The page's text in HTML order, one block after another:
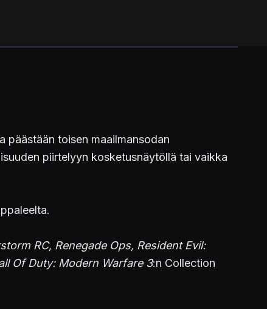
päästään toisen maailmansodan
piirtelyyn kosketusnäytöllä tai vaikka
RC, Renegade Ops, Resident Evil:
Of Duty: Modern Warfare 3:n Collection